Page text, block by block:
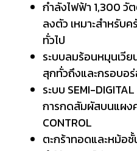
กำลังไฟฟ้า 1,300 วั
ลงตัว เหมาะสำหรับ
ทั่วไป
ระบบลมร้อนหมุนเวี
สุกทั่วถึงและกรอบอ
ระบบ SEMI-
การกดสัมผัสบนแผง
CONTROL
ตะกร้าทอดและหม้อ